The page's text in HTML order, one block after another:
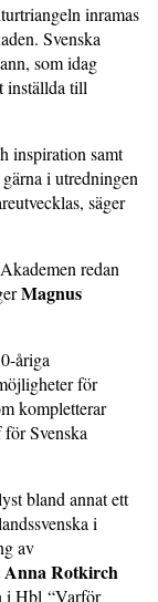
inramas
Svenska
som idag
inställda till
inspiration samt
i utredningen
säger
redan
Magnus
åriga
för
kompletterar
för Svenska
bland annat ett
i
av
Anna Rotkirch
i Hbl “Varför